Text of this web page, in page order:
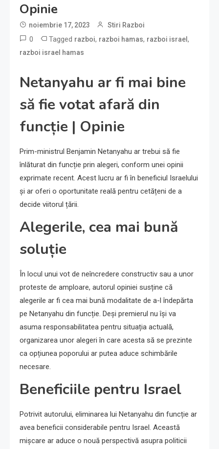
Opinie
noiembrie 17, 2023 Stiri Razboi
0 Tagged razboi, razboi hamas, razboi israel ,
razboi israel hamas
Netanyahu ar fi mai bine
să fie votat afară din
funcție | Opinie
Prim-ministrul Benjamin Netanyahu ar trebui să fie
înlăturat din funcție prin alegeri, conform unei opinii
exprimate recent. Acest lucru ar fi în beneficiul Israelului
și ar oferi o oportunitate reală pentru cetățeni de a
decide viitorul țării.
Alegerile, cea mai bună
soluție
În locul unui vot de neîncredere constructiv sau a unor
proteste de amploare, autorul opiniei susține că
alegerile ar fi cea mai bună modalitate de a-l îndepărta
pe Netanyahu din funcție. Deși premierul nu își va
asuma responsabilitatea pentru situația actuală,
organizarea unor alegeri în care acesta să se prezinte
ca opțiunea poporului ar putea aduce schimbările
necesare.
Beneficiile pentru Israel
Potrivit autorului, eliminarea lui Netanyahu din funcție ar
avea beneficii considerabile pentru Israel. Această
mișcare ar aduce o nouă perspectivă asupra politicii